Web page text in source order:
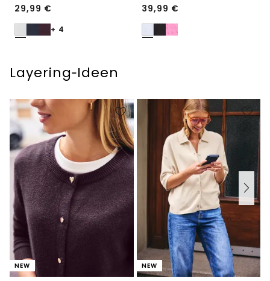
29,99 €
+ 4
39,99 €
Layering‑Ideen
NEW NEW